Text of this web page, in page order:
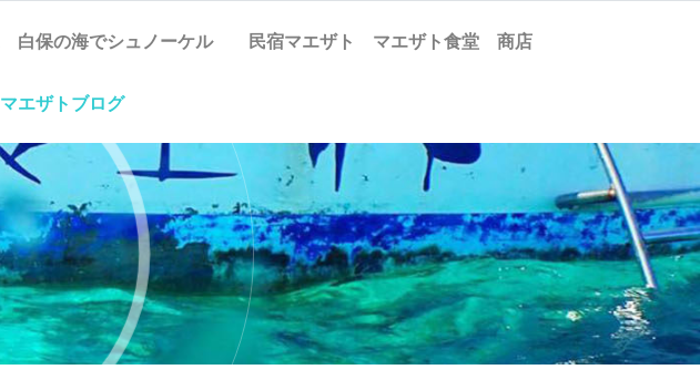
白保の海でシュノーケル 民宿マエザト マエザト食堂 商店
マエザトブログ